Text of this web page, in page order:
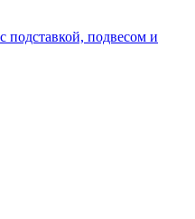
подставкой, подвесом и